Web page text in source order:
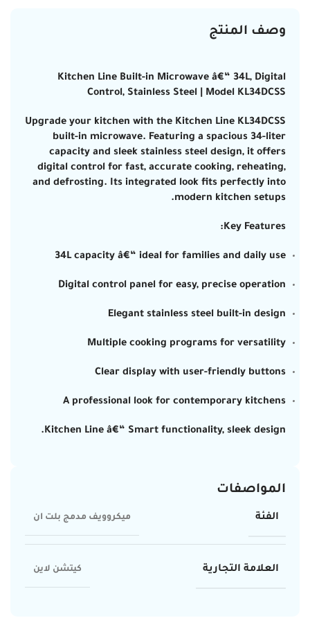
وصف المنتج
Kitchen Line Built-in Microwave â€“ 34L, Digital
Control, Stainless Steel | Model KL34DCSS
Upgrade your kitchen with the Kitchen Line KL34DCSS
built-in microwave. Featuring a spacious 34-liter
capacity and sleek stainless steel design, it offers
digital control for fast, accurate cooking, reheating,
and defrosting. Its integrated look fits perfectly into
modern kitchen setups.
Key Features:
34L capacity â€“ ideal for families and daily use
Digital control panel for easy, precise operation
Elegant stainless steel built-in design
Multiple cooking programs for versatility
Clear display with user-friendly buttons
A professional look for contemporary kitchens
Kitchen Line â€“ Smart functionality, sleek design.
المواصفات
الفئة ميكروويف مدمج بلت ان
العلامة التجارية كيتشن لاين